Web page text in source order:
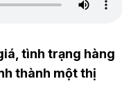
tình trạng hàng
thành một thị